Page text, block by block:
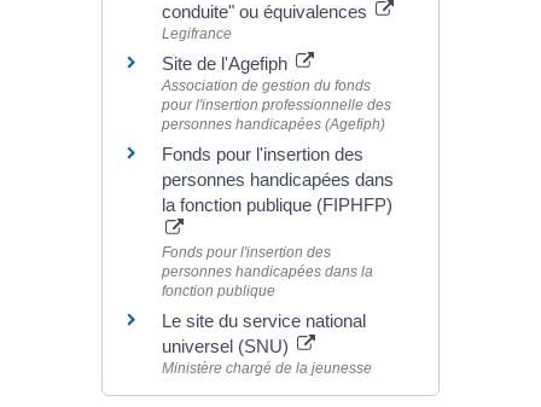
conduite" ou équivalences
Legifrance
Site de l'Agefiph
Association de gestion du fonds
pour l'insertion professionnelle des
personnes handicapées (Agefiph)
Fonds pour l'insertion des
personnes handicapées dans
la fonction publique (FIPHFP)
Fonds pour l'insertion des
personnes handicapées dans la
fonction publique
Le site du service national
universel (SNU)
Ministère chargé de la jeunesse